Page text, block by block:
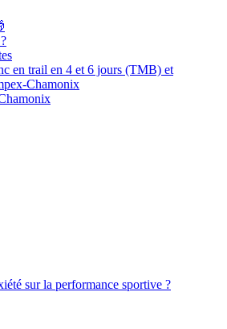
en trail en 4 et 6 jours (TMB) et
Chamonix
sur la performance sportive ?